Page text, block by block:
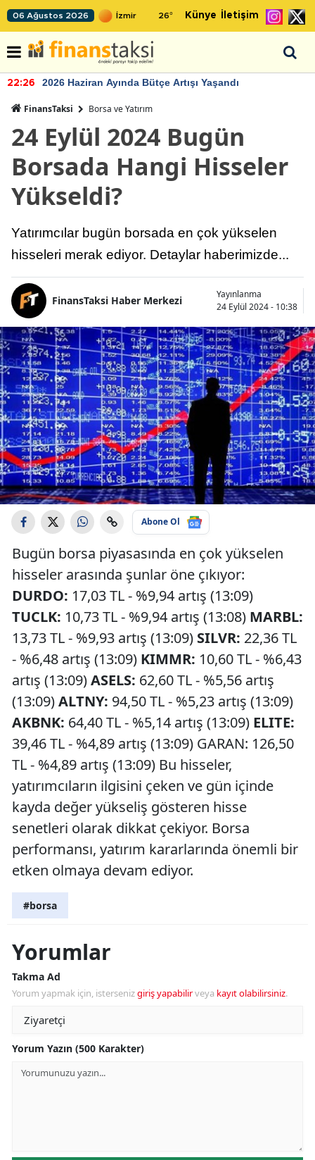
06 Ağustos 2026 26° Künye İletişim
22:26 2026 Haziran Ayında Bütçe Artışı Yaşandı
FinansTaksi Borsa ve Yatırım
24 Eylül 2024 Bugün
Borsada Hangi Hisseler
Yükseldi?
Yatırımcılar bugün borsada en çok yükselen
hisseleri merak ediyor. Detaylar haberimizde...
FinansTaksi Haber Merkezi
Yayınlanma
24 Eylül 2024 - 10:38
Abone Ol
Bugün borsa piyasasında en çok yükselen
hisseler arasında şunlar öne çıkıyor:
DURDO: 17,03 TL - %9,94 artış (13:09)
TUCLK: 10,73 TL - %9,94 artış (13:08) MARBL:
13,73 TL - %9,93 artış (13:09) SILVR: 22,36 TL
- %6,48 artış (13:09) KIMMR: 10,60 TL - %6,43
artış (13:09)ASELS: 62,60 TL - %5,56 artış
(13:09)ALTNY: 94,50 TL - %5,23 artış (13:09)
AKBNK: 64,40 TL - %5,14 artış (13:09) ELITE:
39,46 TL - %4,89 artış (13:09) GARAN: 126,50
TL - %4,89 artış (13:09) Bu hisseler,
yatırımcıların ilgisini çeken ve gün içinde
kayda değer yükseliş gösteren hisse
senetleri olarak dikkat çekiyor. Borsa
performansı, yatırım kararlarında önemli bir
etken olmaya devam ediyor.
#borsa
Yorumlar
Takma Ad
Yorum yapmak için, istersenizgiriş yapabilirveya kayıt olabilirsiniz.
Yorum Yazın (500 Karakter)